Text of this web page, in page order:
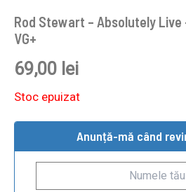
Rod Stewart – Absolutely Live
VG+
69,00 lei
Stoc epuizat
Anunță-mă când